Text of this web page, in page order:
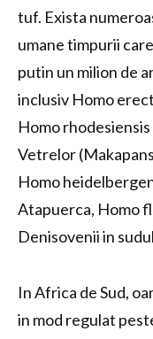
tuf. Exista
umane timpurii
putin un milion de
inclusiv Homo
Homo
Vetrelor
Homo
Atapuerca, Homo
Denisovenii in
In Africa de Sud,
in mod regulat